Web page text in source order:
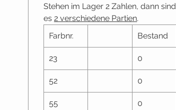
Stehen im Lager 2 Zahlen, dann sind
es 2 verschiedene Partien.
Farbnr.
Bestand
23 0
52 0
55 0